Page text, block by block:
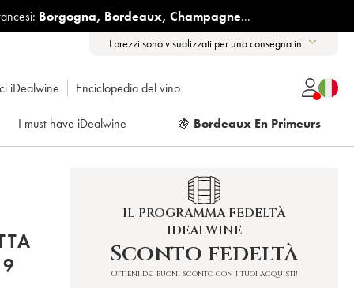
Borgogna, Bordeaux, Champagne...
I prezzi sono visualizzati per una consegna in:
iDealwine Enciclopedia del vino
I must-have iDealwine 🍇 Bordeaux En Primeurs
IL PROGRAMMA FEDELTÀ
IDEALWINE
Sconto fedeltà
Ottieni dei buoni sconto con i tuoi acquisti!